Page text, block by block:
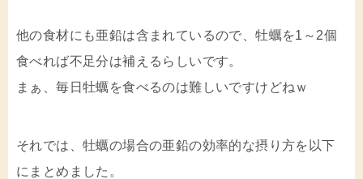
他の食材にも亜鉛は含まれているので、牡蠣を1～2個
食べれば不足分は補えるらしいです。
まぁ、毎日牡蠣を食べるのは難しいですけどねｗ
それでは、牡蠣の場合の亜鉛の効率的な摂り方を以下
にまとめました。